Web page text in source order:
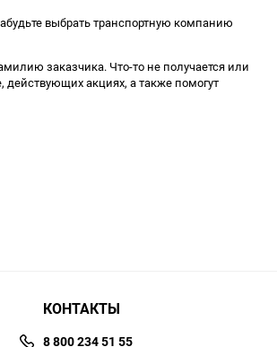
выбрать транспортную компанию
заказчика. Что-то не получается или
действующих акциях, а также помогут
КОНТАКТЫ
8 800 234 51 55